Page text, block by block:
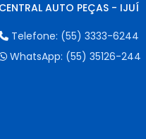
CENTRAL AUTO PEÇAS - IJUÍ
Telefone: (55) 3333-6244
WhatsApp: (55) 35126-244